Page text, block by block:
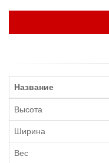
Название
Высота
Ширина
Вес